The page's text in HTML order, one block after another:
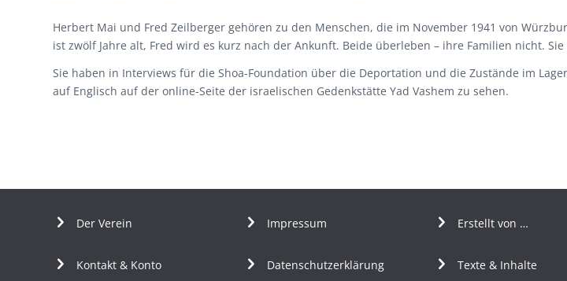
Herbert Mai und Fred Zeilberger gehören zu den Menschen, die im November 1941 von
ist zwölf Jahre alt, Fred wird es kurz nach der Ankunft. Beide überleben – ihre Familien nicht.
Sie haben in Interviews für die Shoa-Foundation über die Deportation und die Zustände im
auf Englisch auf der online-Seite der israelischen Gedenkstätte Yad Vashem zu sehen.
Der Verein
Kontakt & Konto
Impressum
Datenschutzerklärung
Erstellt von …
Texte & Inhalte